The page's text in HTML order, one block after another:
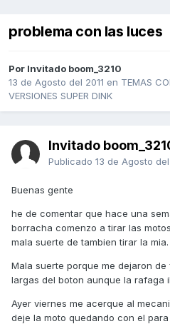
problema con las luces
Por Invitado boom_3210
13 de Agosto del 2011 en TEMAS
VERSIONES SUPER DINK
Invitado
Publicado 13 de Agosto del
Buenas gente
he de comentar que hace una
borracha comenzo a tirar las
mala suerte de tambien tirar la mia.
Mala suerte porque me dejaron
largas del boton aunque la rafaga
Ayer viernes me acerque al
deje la moto quedando con el